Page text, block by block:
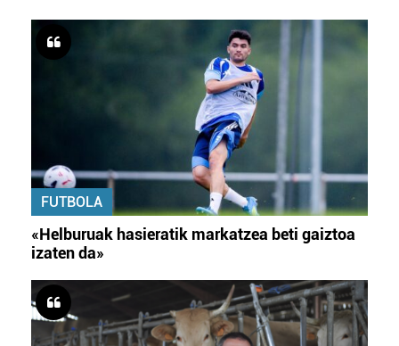
FUTBOLA
«Helburuak hasieratik markatzea beti gaiztoa
izaten da»